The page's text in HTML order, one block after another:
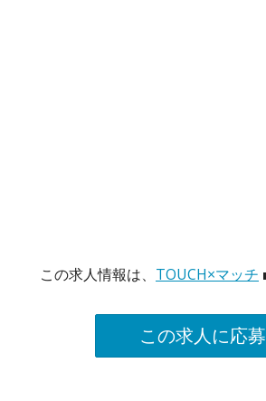
この求人情報は、 TOUCH×マッチ
この求人に応募